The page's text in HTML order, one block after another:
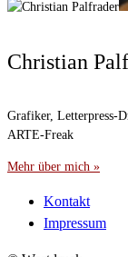
Christian
Grafiker, Letterpress-
ARTE-Freak
Mehr über mich »
Kontakt
Impressum